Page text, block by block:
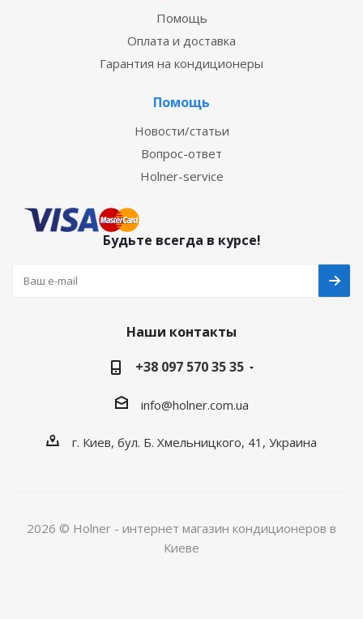
Помощь
Оплата и доставка
Гарантия на кондиционеры
Помощь
Новости/статьи
Вопрос-ответ
Holner-service
Будьте всегда в курсе!
Наши контакты
+38 097 570 35 35
info@holner.com.ua
г. Киев, бул. Б. Хмельницкого, 41, Украина
2026 © Holner - интернет магазин кондиционеров в
Киеве